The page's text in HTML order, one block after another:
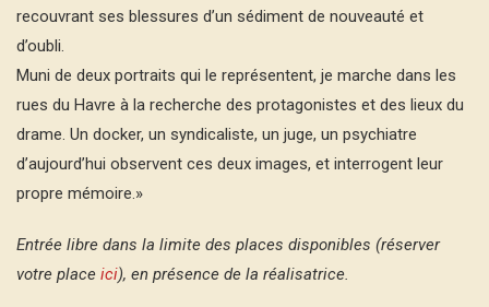
recouvrant ses blessures d’un sédiment de nouveauté et
d’oubli.
Muni de deux portraits qui le représentent, je marche dans les
rues du Havre à la recherche des protagonistes et des lieux du
drame. Un docker, un syndicaliste, un juge, un psychiatre
d’aujourd’hui observent ces deux images, et interrogent leur
propre mémoire.»
Entrée libre dans la limite des places disponibles (réserver
votre place ici), en présence de la réalisatrice.